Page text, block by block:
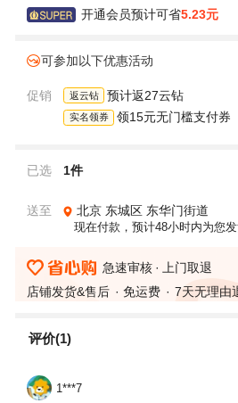
开通会员预计可省5.23元
可参加以下优惠活动
促销 返云钻 预计返27云钻
实名领券 领15元无门槛支付券
已选 1件
送至 北京 东城区 东华门街道
现在付款，预计48小时内为您
急速审核
上门取退
店铺发货&售后
免运费 7天无理由
评价(1)
1***7